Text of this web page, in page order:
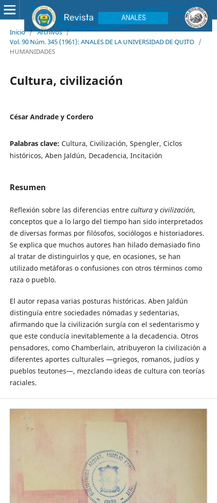
Inicio / Archivos /
Vol. 90 Núm. 345 (1961): ANALES DE LA UNIVERSIDAD DE QUITO /
HUMANIDADES
Cultura, civilización
César Andrade y Cordero
Palabras clave: Cultura, Civilización, Spengler, Ciclos
históricos, Aben Jaldún, Decadencia, Incitación
Resumen
Reflexión sobre las diferencias entre culturay civilización,
conceptos que a lo largo del tiempo han sido interpretados
de diversas formas por filósofos, sociólogos e historiadores.
Se explica que muchos autores han hilado demasiado fino
al tratar de distinguirlos y que, en ocasiones, se han
utilizado metáforas o confusiones con otros términos como
raza o pueblo.
El autor repasa varias posturas históricas. Aben Jaldún
distinguía entre sociedades nómadas y sedentarias,
afirmando que la civilización surgía con el sedentarismo y
que este conducía inevitablemente a la decadencia. Otros
pensadores, como Chamberlain, atribuyeron la civilización a
diferentes aportes culturales —griegos, romanos, judíos y
pueblos teutones—, mezclando ideas de cultura con teorías
raciales.